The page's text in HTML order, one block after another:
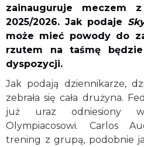
zainauguruje meczem
2025/2026. Jak podaje
może mieć powody do
rzutem na taśmę
dyspozycji.
Jak podają dziennikarze,
zebrała się cała drużyna.
już uraz odniesiony
Olympiacosowi. Carlos
trening z grupą, podobnie